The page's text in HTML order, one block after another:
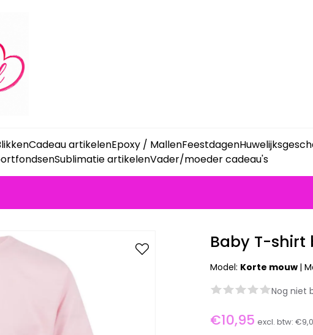
Cadeau artikelenEpoxy / MallenFeestdagen
Sublimatie artikelenVader/moeder cadeau's
Baby T-shirt
Model: Korte mouw |
Nog niet
€10,95 excl. btw: